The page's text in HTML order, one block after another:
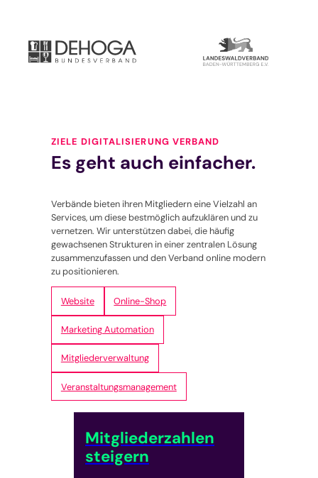
ZIELE DIGITALISIERUNG VERBAND
Es geht auch einfacher.
Verbände bieten ihren Mitgliedern eine Vielzahl an
Services, um diese bestmöglich aufzuklären und zu
vernetzen. Wir unterstützen dabei, die häufig
gewachsenen Strukturen in einer zentralen Lösung
zusammenzufassen und den Verband online modern
zu positionieren.
Website Online-Shop
Marketing Automation
Mitgliederverwaltung
Veranstaltungsmanagement
Mitgliederzahlen
steigern